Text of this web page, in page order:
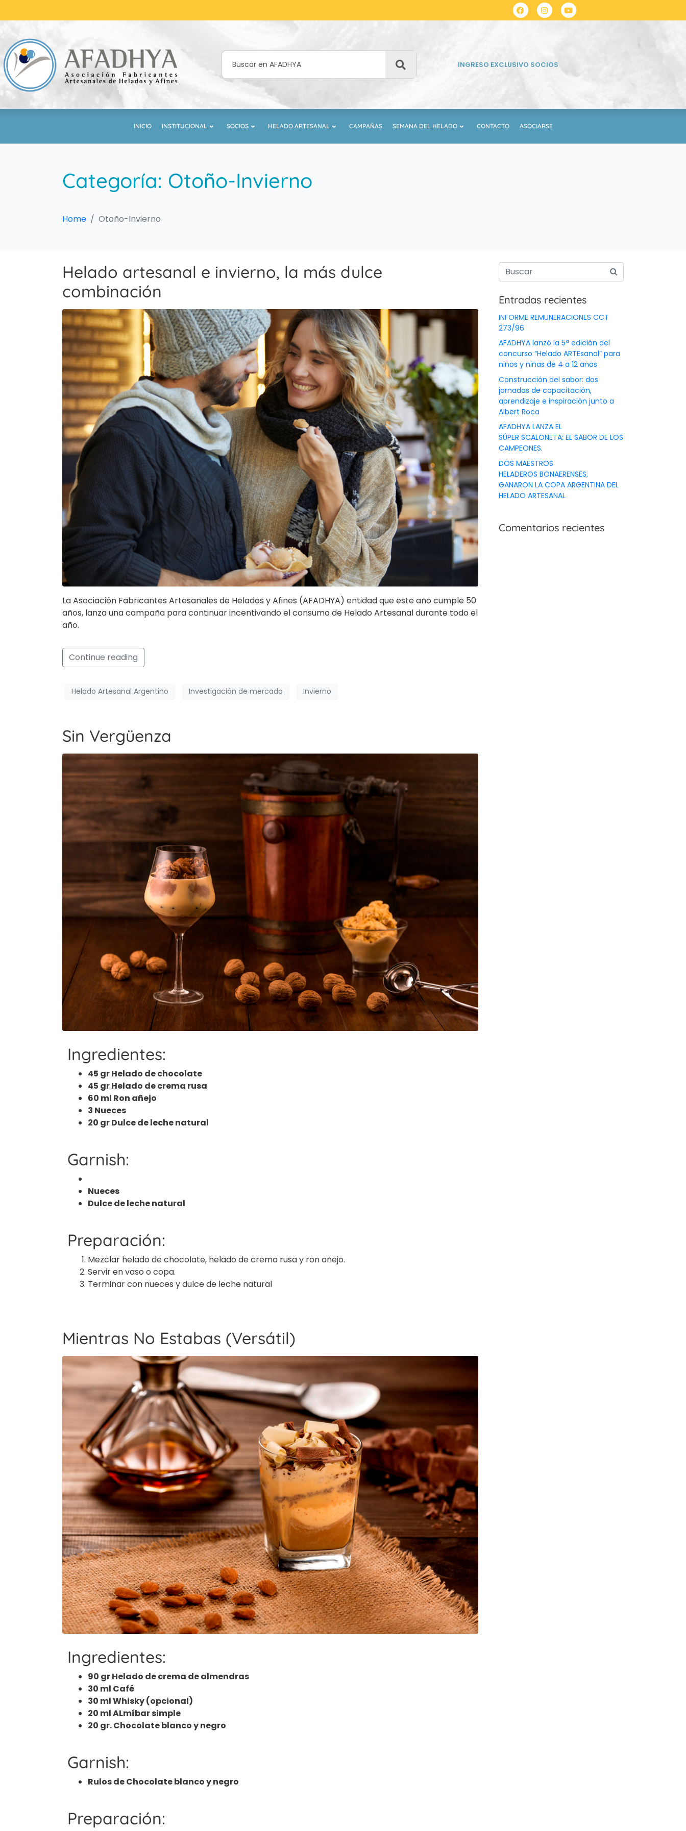
INGRESO EXCLUSIVO SOCIOS
INICIO INSTITUCIONAL SOCIOS HELADO ARTESANAL CAMPAÑAS SEMANA DEL HELADO CONTACTO ASOCIARSE
Categoría: Otoño-Invierno
Home Otoño-Invierno
Helado artesanal e invierno, la más dulce
combinación
La Asociación Fabricantes Artesanales de Helados y Afines (AFADHYA) entidad que este año cumple 50
años, lanza una campaña para continuar incentivando el consumo de Helado Artesanal durante todo el
año.
Continue reading
Helado Artesanal Argentino Investigación de mercado Invierno
Sin Vergüenza
Ingredientes:
45 gr Helado de chocolate
45 gr Helado de crema rusa
60 ml Ron añejo
3 Nueces
20 gr Dulce de leche natural
Garnish:
Nueces
Dulce de leche natural
Preparación:
Mezclar helado de chocolate, helado de crema rusa y ron añejo.
Servir en vaso o copa.
Terminar con nueces y dulce de leche natural
Mientras No Estabas (Versátil)
Ingredientes:
90 gr Helado de crema de almendras
30 ml Café
30 ml Whisky (opcional)
20 ml ALmíbar simple
20 gr. Chocolate blanco y negro
Garnish:
Rulos de Chocolate blanco y negro
Preparación:
Entradas recientes
INFORME REMUNERACIONES CCT
273/96
AFADHYA lanzó la 5ª edición del
concurso “Helado ARTEsanal” para
niños y niñas de 4 a 12 años
Construcción del sabor: dos
jornadas de capacitación,
aprendizaje e inspiración junto a
Albert Roca
AFADHYA LANZA EL
SÚPER SCALONETA: EL SABOR DE LOS
CAMPEONES.
DOS MAESTROS
HELADEROS BONAERENSES,
GANARON LA COPA ARGENTINA DEL
HELADO ARTESANAL
Comentarios recientes